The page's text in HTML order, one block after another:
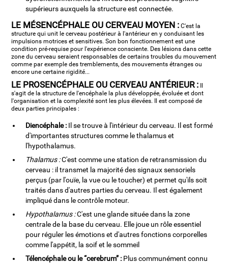
supérieurs auxquels la structure est connectée.
LE MÉSENCÉPHALE OU CERVEAU MOYEN : C'est la
structure qui unit le cerveau postérieur à l'antérieur en y conduisant les
impulsions motrices et sensitives. Son bon fonctionnement est une
condition pré-requise pour l'expérience consciente. Des lésions dans cette
zone du cerveau seraient responsables de certains troubles du mouvement
comme par exemple des tremblements, des mouvements étranges ou
encore une certaine rigidité...
LE PROSENCÉPHALE OU CERVEAU ANTÉRIEUR :
s'agit de la structure de l'encéphale la plus développée, évoluée et dont
l'organisation et la complexité sont les plus élevées. Il est composé de
deux parties principales :
Diencéphale : Il se trouve à l'intérieur du cerveau. Il est formé
d'importantes structures comme le thalamus et
l'hypothalamus.
Thalamus :C'est comme une station de retransmission du
cerveau : il transmet la majorité des signaux sensoriels
perçus (par l'ouïe, la vue ou le toucher) et permet qu'ils soit
traités dans d'autres parties du cerveau. Il est également
impliqué dans le contrôle moteur.
Hypothalamus :C'est une glande située dans la zone
centrale de la base du cerveau. Elle joue un rôle essentiel
pour réguler les émotions et d'autres fonctions corporelles
comme l'appétit, la soif et le sommeil
Télencéphale ou le “cerebrum” : Plus communément connu